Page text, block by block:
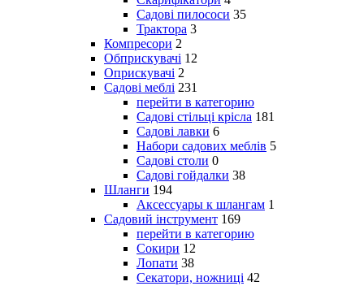
Садові пилососи 35
Трактора 3
Компресори 2
Обприскувачі 12
Оприскувачі 2
Садові меблі 231
перейти в категорию
Садові стільці крісла 181
Садові лавки 6
Набори садових меблів 5
Садові столи 0
Садові гойдалки 38
Шланги 194
Аксессуары к шлангам 1
Садовий інструмент 169
перейти в категорию
Сокири 12
Лопати 38
Секатори, ножниці 42